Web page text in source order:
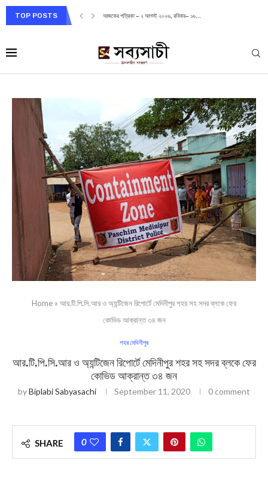
TOP POSTS আজকের পত্রিকা – ২ আগস্ট ২০২৬, রবিবার– ১৬...
Home » আর.টি.পি.সি.‍আর ও অ্যন্টিজেন রিপোর্টে মেদিনীপুর শহর সহ সদর ব্লকে ফের
কোভিড আক্রান্ত ৩৪ জন
শহর মেদিনীপুর
আর.টি.পি.সি.‍আর ও অ্যন্টিজেন রিপোর্টে মেদিনীপুর শহর সহ সদর ব্লকে ফের
কোভিড আক্রান্ত ৩৪ জন
byBiplabi Sabyasachi September 11, 2020 0 comment
SHARE 0